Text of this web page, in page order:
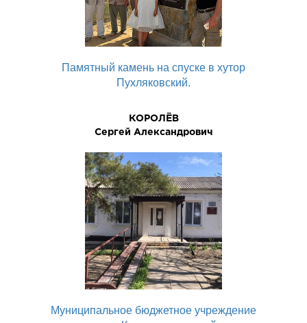
Памятный камень на спуске в хутор
Пухляковский.
КОРОЛЁВ
Сергей Александрович
Муниципальное бюджетное учреждение